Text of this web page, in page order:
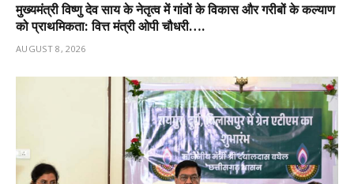
मुख्यमंत्री विष्णु देव साय के नेतृत्व में गांवों के विकास और गरीबों के कल्याण
को प्राथमिकता: वित्त मंत्री ओपी चौधरी….
AUGUST 8, 2026